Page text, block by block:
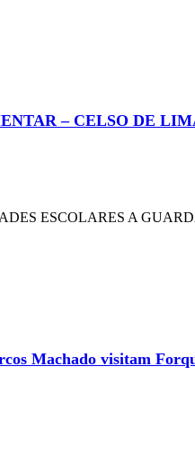
– CELSO DE
ESCOLARES A
Machado visitam